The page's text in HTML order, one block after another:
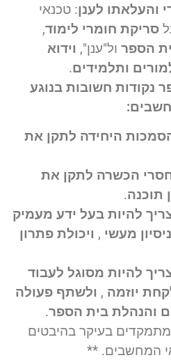
והעלאתו לענן: טכנאי
סריקת חומרי לימוד,
הספר ול"ענן", וידוא
ותלמידים.
נקודות חשובות בנוגע
היחידה לתקן את
הכשרה לתקן את
תוכנה.
להיות בעל ידע מעמיק
ניסיון מעשי , ויכולת פתרון
להיות מסוגל לעבוד
יוזמה , ולשתף פעולה
והנהלת בית הספר.
בעיקר בהיבטים
המחשבים. **